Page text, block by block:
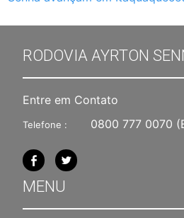
RODOVIA AYRTON
Entre em Contato
Telefone : 0800 777 0070
MENU